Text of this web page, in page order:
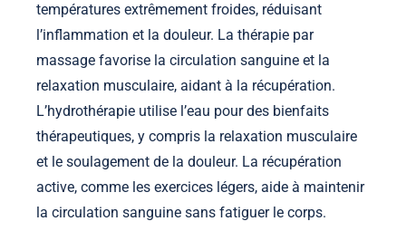
températures extrêmement froides, réduisant
l’inflammation et la douleur. La thérapie par
massage favorise la circulation sanguine et la
relaxation musculaire, aidant à la récupération.
L’hydrothérapie utilise l’eau pour des bienfaits
thérapeutiques, y compris la relaxation musculaire
et le soulagement de la douleur. La récupération
active, comme les exercices légers, aide à maintenir
la circulation sanguine sans fatiguer le corps.